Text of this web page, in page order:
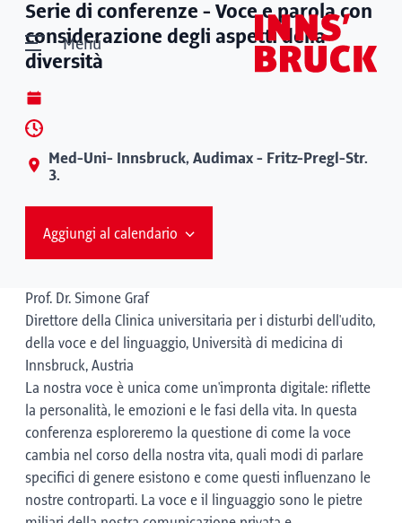
Menù
Serie di conferenze - Voce e parola con
considerazione degli aspetti della
diversità
Med-Uni- Innsbruck, Audimax - Fritz-Pregl-Str.
3.
Aggiungi al calendario
Prof. Dr. Simone Graf
Direttore della Clinica universitaria per i disturbi dell'udito,
della voce e del linguaggio, Università di medicina di
Innsbruck, Austria
La nostra voce è unica come un'impronta digitale: riflette
la personalità, le emozioni e le fasi della vita. In questa
conferenza esploreremo la questione di come la voce
cambia nel corso della nostra vita, quali modi di parlare
specifici di genere esistono e come questi influenzano le
nostre controparti. La voce e il linguaggio sono le pietre